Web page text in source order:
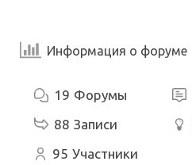
Информация о форуме
19 Форумы
88 Записи
95 Участники